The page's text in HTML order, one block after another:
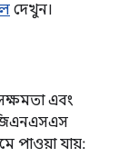
দেখুন।
এবং
পাওয়া যায়: